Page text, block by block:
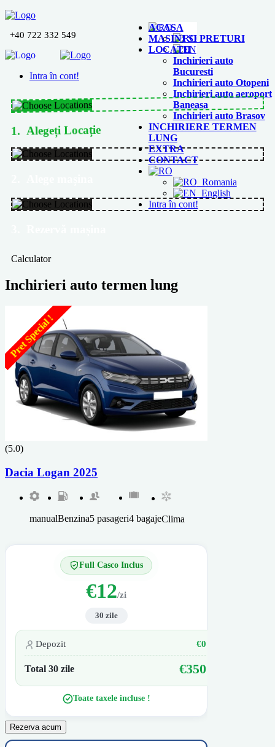
+40 722 332 549
ACASA
MASINI SI PRETURI
LOCATII
Inchirieri auto
Bucuresti
Inchirieri auto Otopeni
Inchirieri auto aeroport
Baneasa
Inchirieri auto Brasov
INCHIRIERE TERMEN
LUNG
EXTRA
CONTACT
Romania
English
Intra în cont!
Intra în cont!
1. Alegeți Locație
Calculator
Inchirieri auto termen lung
Pret Special !
(5.0)
Dacia Logan 2025
manualBenzina5 pasageri4 bagajeClima
Full Casco Inclus
€12/zi
30 zile
Depozit €0
Total 30 zile €350
Toate taxele incluse !
Rezerva acum